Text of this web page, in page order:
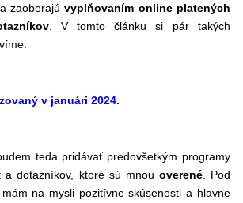
zaoberajúvyplňovaním online platených
. V tomto článku si pár takých
v januári 2024.
teda pridávať predovšetkým programy
a dotazníkov, ktoré sú mnou overené. Pod
na mysli pozitívne skúsenosti a hlavne